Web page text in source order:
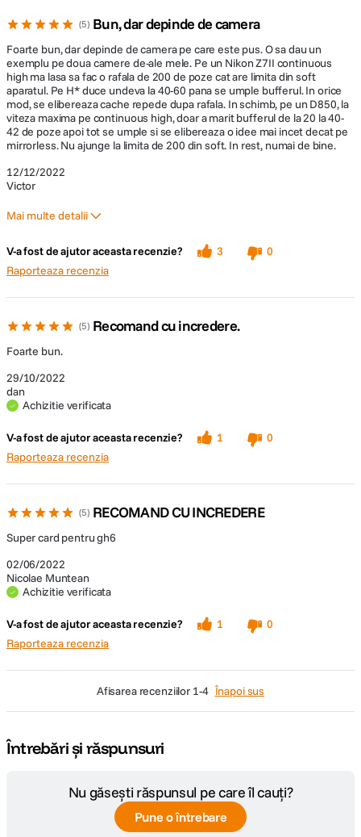
5 Bun, dar depinde de camera
12/12/2022
Victor
Foarte bun, dar depinde de camera pe care este pus. O sa dau un
exemplu pe doua camere de-ale mele. Pe un Nikon Z7II continuous
high ma lasa sa fac o rafala de 200 de poze cat are limita din soft
aparatul. Pe H* duce undeva la 40-60 pana se umple bufferul. In orice
mod, se elibereaza cache repede dupa rafala. In schimb, pe un D850, la
viteza maxima pe continuous high, doar a marit bufferul de la 20 la 40-
42 de poze apoi tot se umple si se elibereaza o idee mai incet decat pe
mirrorless. Nu ajunge la limita de 200 din soft. In rest, numai de bine.
Mai multe detalii
Rapid
V-a fost de ajutor aceasta recenzie? 3
0
Raporteaza recenzia
5 Recomand cu incredere.
29/10/2022
dan
Achizitie verificata
Foarte bun.
V-a fost de ajutor aceasta recenzie? 1
0
Raporteaza recenzia
5 RECOMAND CU INCREDERE
02/06/2022
Nicolae Muntean
Achizitie verificata
Super card pentru gh6
V-a fost de ajutor aceasta recenzie? 1
0
Raporteaza recenzia
afisarea recenziilor 1-4 Înapoi sus
Întrebări și răspunsuri
Nu găsești răspunsul pe care îl cauți?
Pune o întrebare